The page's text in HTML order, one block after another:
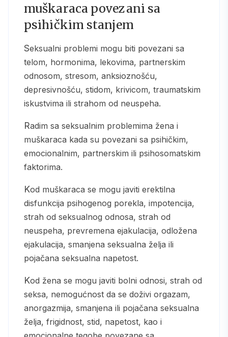
muškaraca povezani sa
psihičkim stanjem
Seksualni problemi mogu biti povezani sa
telom, hormonima, lekovima, partnerskim
odnosom, stresom, anksioznošću,
depresivnošću, stidom, krivicom, traumatskim
iskustvima ili strahom od neuspeha.
Radim sa seksualnim problemima žena i
muškaraca kada su povezani sa psihičkim,
emocionalnim, partnerskim ili psihosomatskim
faktorima.
Kod muškaraca se mogu javiti erektilna
disfunkcija psihogenog porekla, impotencija,
strah od seksualnog odnosa, strah od
neuspeha, prevremena ejakulacija, odložena
ejakulacija, smanjena seksualna želja ili
pojačana seksualna napetost.
Kod žena se mogu javiti bolni odnosi, strah od
seksa, nemogućnost da se doživi orgazam,
anorgazmija, smanjena ili pojačana seksualna
želja, frigidnost, stid, napetost, kao i